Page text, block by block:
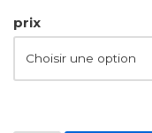
prix